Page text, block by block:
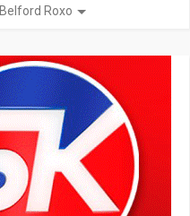
Belford Roxo